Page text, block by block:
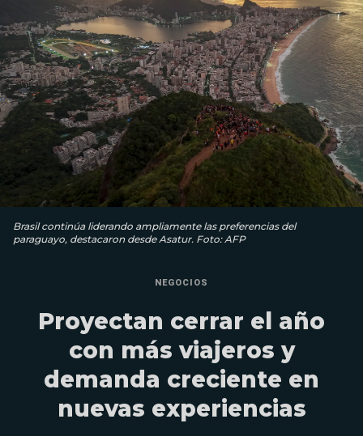
Brasil continúa liderando ampliamente las preferencias del
paraguayo, destacaron desde Asatur. Foto: AFP
NEGOCIOS
Proyectan cerrar el año
con más viajeros y
demanda creciente en
nuevas experiencias